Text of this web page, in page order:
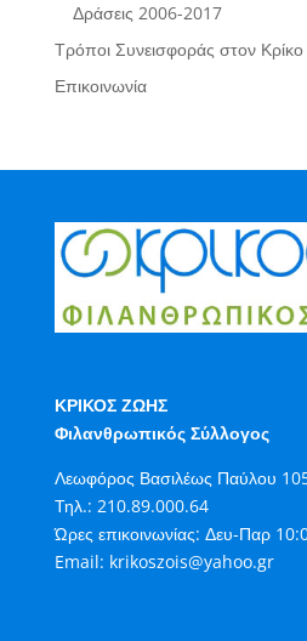
Δράσεις 2006-2017
Τρόποι Συνεισφοράς στον
Επικοινωνία
ΚΡΙΚΟΣ ΖΩΗΣ
Φιλανθρωπικός Σύλλογος
Λεωφόρος Βασιλέως Παύλου
Τηλ.: 210.89.000.64
Ώρες επικοινωνίας: Δευ-Παρ
Email: krikoszois@yahoo.gr